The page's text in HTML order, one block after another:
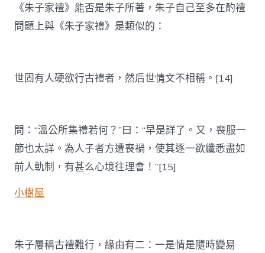
《朱子家禮》能否是朱子所著，朱子自己至多在酌禮
問題上與《朱子家禮》是類似的：
世固有人硬欲行古禮者，然后世情文不相稱。[14]
問：“溫公所集禮若何？”曰：“早是詳了。又，喪服一
節也太詳。為人子者方遭喪禍，使其逐一欲纖悉盡如
前人軌制，有甚么心境往理會！”[15]
小樹屋
朱子屢稱古禮難行，緣由有二：一是情是隨時變易